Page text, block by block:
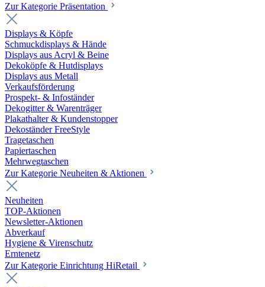
Zur Kategorie Präsentation
Displays & Köpfe
Schmuckdisplays & Hände
Displays aus Acryl & Beine
Dekoköpfe & Hutdisplays
Displays aus Metall
Verkaufsförderung
Prospekt- & Infoständer
Dekogitter & Warenträger
Plakathalter & Kundenstopper
Dekoständer FreeStyle
Tragetaschen
Papiertaschen
Mehrwegtaschen
Zur Kategorie Neuheiten & Aktionen
Neuheiten
TOP-Aktionen
Newsletter-Aktionen
Abverkauf
Hygiene & Virenschutz
Erntenetz
Zur Kategorie Einrichtung HiRetail